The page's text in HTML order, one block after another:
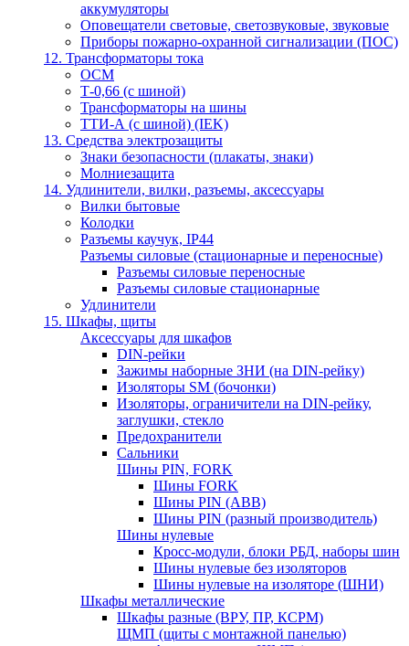
аккумуляторы
Оповещатели световые, светозвуковые, звуковые
Приборы пожарно-охранной сигнализации (ПОС)
12. Трансформаторы тока
ОСМ
Т-0,66 (с шиной)
Трансформаторы на шины
ТТИ-А (с шиной) (IEK)
13. Средства электрозащиты
Знаки безопасности (плакаты, знаки)
Молниезащита
14. Удлинители, вилки, разъемы, аксессуары
Вилки бытовые
Колодки
Разъемы каучук, IP44
Разъемы силовые (стационарные и переносные)
Разъемы силовые переносные
Разъемы силовые стационарные
Удлинители
15. Шкафы, щиты
Аксессуары для шкафов
DIN-рейки
Зажимы наборные ЗНИ (на DIN-рейку)
Изоляторы SM (бочонки)
Изоляторы, ограничители на DIN-рейку,
заглушки, стекло
Предохранители
Сальники
Шины PIN, FORK
Шины FORK
Шины PIN (АВВ)
Шины PIN (разный производитель)
Шины нулевые
Кросс-модули, блоки РБД, наборы шин
Шины нулевые без изоляторов
Шины нулевые на изоляторе (ШНИ)
Шкафы металлические
Шкафы разные (ВРУ, ПР, КСРМ)
ЩМП (щиты с монтажной панелью)